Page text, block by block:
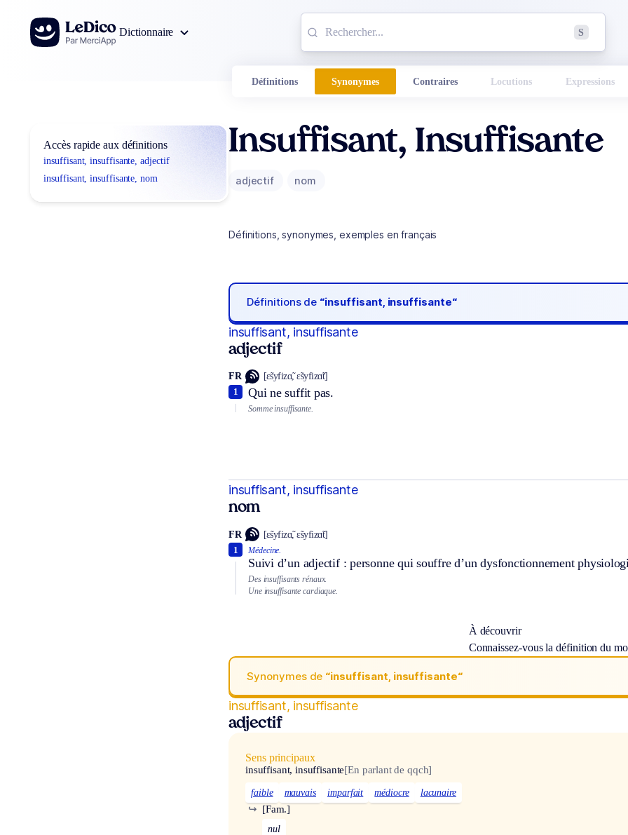
Aller au contenu
Dictionnaire
S
Définitions Synonymes Contraires Locutions Expressions
Accès rapide aux définitions
insuffisant, insuffisante, adjectif
insuffisant, insuffisante, nom
Insuffisant, Insuffisante
adjectif nom
Définitions, synonymes, exemples en français
Définitions de “insuffisant, insuffisante“
insuffisant, insuffisante
adjectif
FR [ɛ̃syfizɑ̃, ɛ̃syfizɑ̃t]
Qui ne suffit pas.
1
Somme insuffisante.
insuffisant, insuffisante
nom
FR [ɛ̃syfizɑ̃, ɛ̃syfizɑ̃t]
Médecine.
Suivi d’un adjectif : personne qui souffre d’un dysfonctionnement
1
Des insuffisants rénaux.
Une insuffisante cardiaque.
À découvrir
Connaissez-vous la définition du
Synonymes de “insuffisant, insuffisante“
insuffisant, insuffisante
adjectif
Sens principaux
insuffisant, insuffisante[En parlant de qqch]
faible mauvais imparfait médiocre lacunaire
[Fam.]
↪
nul